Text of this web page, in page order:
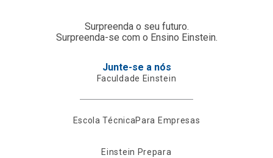
Surpreenda o seu futuro.
Surpreenda-se com o Ensino Einstein.
Junte-se a nós
Faculdade Einstein
Escola TécnicaPara Empresas
Einstein Prepara